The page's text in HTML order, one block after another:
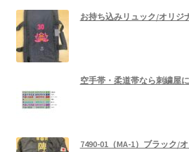
お持ち込みリュック/オリジ
空手帯・柔道帯なら刺繍屋
7490-01（MA-1）ブラック/